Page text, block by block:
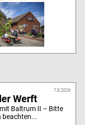
7.8.2026
Werft
Baltrum II – Bitte
beachten...